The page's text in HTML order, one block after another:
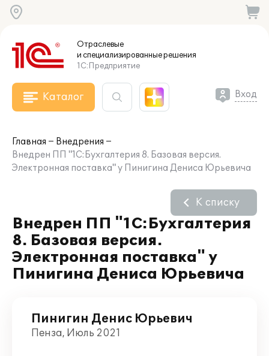
Отраслевые
и специализированныерешения
1С:Предприятие
Каталог Вход
Главная
Внедрения
Внедрен ПП "1С:Бухгалтерия 8. Базовая версия.
Электронная поставка" у Пинигина Дениса Юрьевича
Внедрен ПП "1С:Бухгалтерия
8. Базовая версия.
Электронная поставка" у
Пинигина Дениса Юрьевича
К списку
Пинигин Денис Юрьевич
Пенза, Июль 2021